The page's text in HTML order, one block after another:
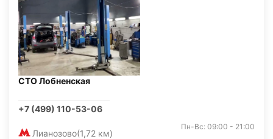
СТО Лобненская
+7 (499) 110-53-06
Лианозово(1,72 км)
Пн-Вс: 09:00 - 21:00